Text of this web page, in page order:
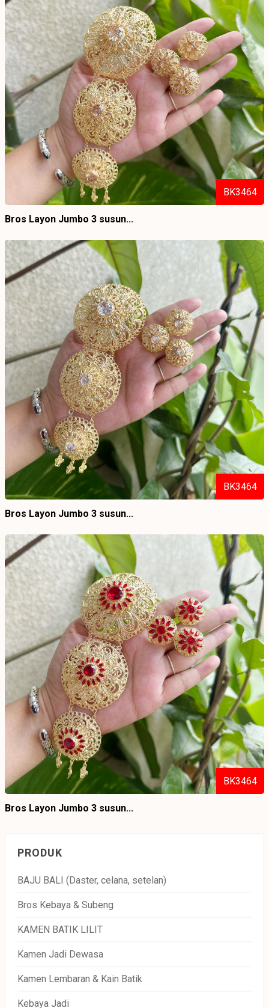
BK3464
Bros Layon Jumbo 3 susun...
BK3464
Bros Layon Jumbo 3 susun...
BK3464
Bros Layon Jumbo 3 susun...
PRODUK
BAJU BALI (Daster, celana, setelan)
Bros Kebaya & Subeng
KAMEN BATIK LILIT
Kamen Jadi Dewasa
Kamen Lembaran & Kain Batik
Kebaya Jadi